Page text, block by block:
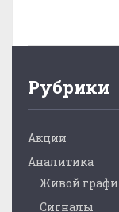
Рубрики
Акции
Аналитика
Живой
Сигналы